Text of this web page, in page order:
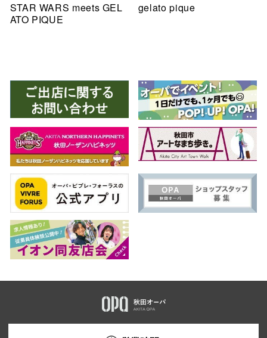
STAR WARS meets GEL
ATO PIQUE
gelato pique